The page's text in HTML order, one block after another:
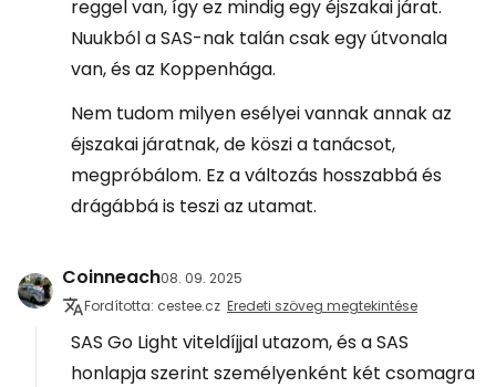
reggel van, így ez mindig egy éjszakai járat.
Nuukból a SAS-nak talán csak egy útvonala
van, és az Koppenhága.
Nem tudom milyen esélyei vannak annak az
éjszakai járatnak, de köszi a tanácsot,
megpróbálom. Ez a változás hosszabbá és
drágábbá is teszi az utamat.
Coinneach08. 09. 2025
Fordította: cestee.cz Eredeti szöveg megtekintése
SAS Go Light viteldíjjal utazom, és a SAS
honlapja szerint személyenként két csomagra